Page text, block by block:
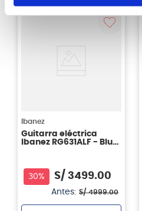
Ibanez
Guitarra eléctrica
Ibanez RG631ALF - Blue
30% S/ 3499.00
Antes: S/ 4999.00